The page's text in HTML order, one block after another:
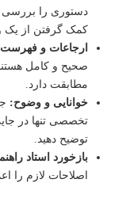
دستوری را بررسی کنید.
کمک گرفتن از یک
ارجاعات و فهرست منابع:
صحیح و کامل هستند و
مطابقت دارد.
خوانایی و وضوح:جملات
تخصصی تنها در جایی که
توضیح دهید.
بازخورد استاد راهنما:
اصلاحات لازم را اعمال